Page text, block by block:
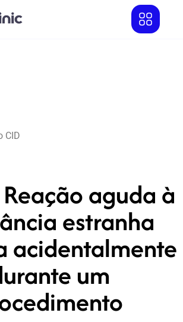
CID
aguda à
estranha
acidentalmente
um